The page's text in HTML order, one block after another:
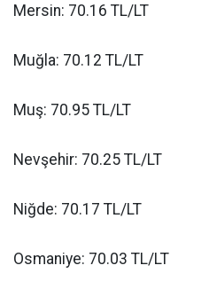
Mersin: 70.16 TL/LT
Muğla: 70.12 TL/LT
Muş: 70.95 TL/LT
Nevşehir: 70.25 TL/LT
Niğde: 70.17 TL/LT
Osmaniye: 70.03 TL/LT